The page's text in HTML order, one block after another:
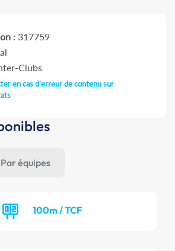
: 317759
Clubs
en cas d'erreur de contenu sur
Par équipes
100m / TCF